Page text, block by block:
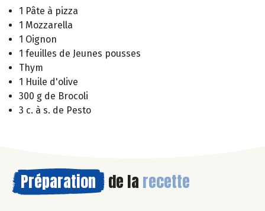
1 Pâte à pizza
1 Mozzarella
1 Oignon
1 feuilles de Jeunes pousses
Thym
1 Huile d'olive
300 g de Brocoli
3 c. à s. de Pesto
Préparation de la recette